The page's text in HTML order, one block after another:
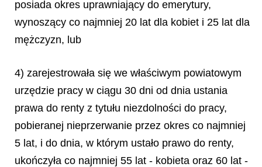
posiada okres uprawniający do emerytury,
wynoszący co najmniej 20 lat dla kobiet i 25 lat dla
mężczyzn, lub
4) zarejestrowała się we właściwym powiatowym
urzędzie pracy w ciągu 30 dni od dnia ustania
prawa do renty z tytułu niezdolności do pracy,
pobieranej nieprzerwanie przez okres co najmniej
5 lat, i do dnia, w którym ustało prawo do renty,
ukończyła co najmniej 55 lat - kobieta oraz 60 lat -